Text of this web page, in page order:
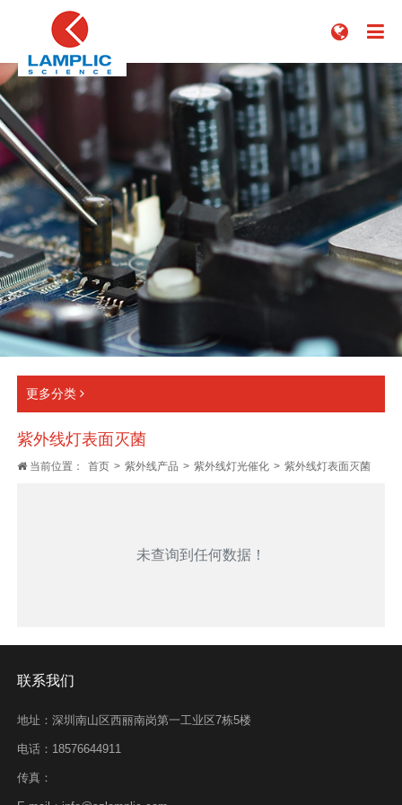



更多分类
紫外线灯表面灭菌
当前位置： 首页 > 紫外线产品 > 紫外线灯光催化 > 紫外线灯表面灭菌
未查询到任何数据！
联系我们
地址：深圳南山区西丽南岗第一工业区7栋5楼
电话： 18576644911
传真：